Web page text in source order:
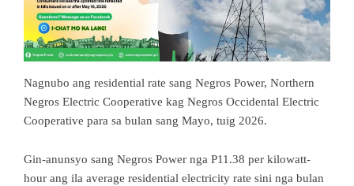
Nagnubo ang residential rate sang Negros Power, Northern
Negros Electric Cooperative kag Negros Occidental Electric
Cooperative para sa bulan sang Mayo, tuig 2026.
Gin-anunsyo sang Negros Power nga P11.38 per kilowatt-
hour ang ila average residential electricity rate sini nga bulan